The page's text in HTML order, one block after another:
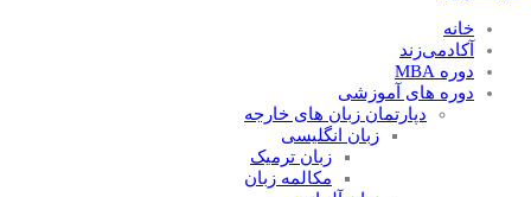
خانه
آکادمی‌زند
دوره MBA
دوره های آموزشی
دپارتمان زبان های خارجه
زبان انگلیسی
زبان ترمیک
مکالمه زبان